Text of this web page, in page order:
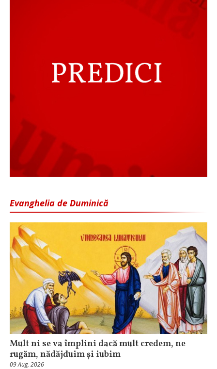
Evanghelia de Duminică
Mult ni se va împlini dacă mult credem, ne
rugăm, nădăjduim și iubim
09 Aug, 2026